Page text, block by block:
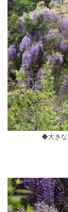
◆大きな